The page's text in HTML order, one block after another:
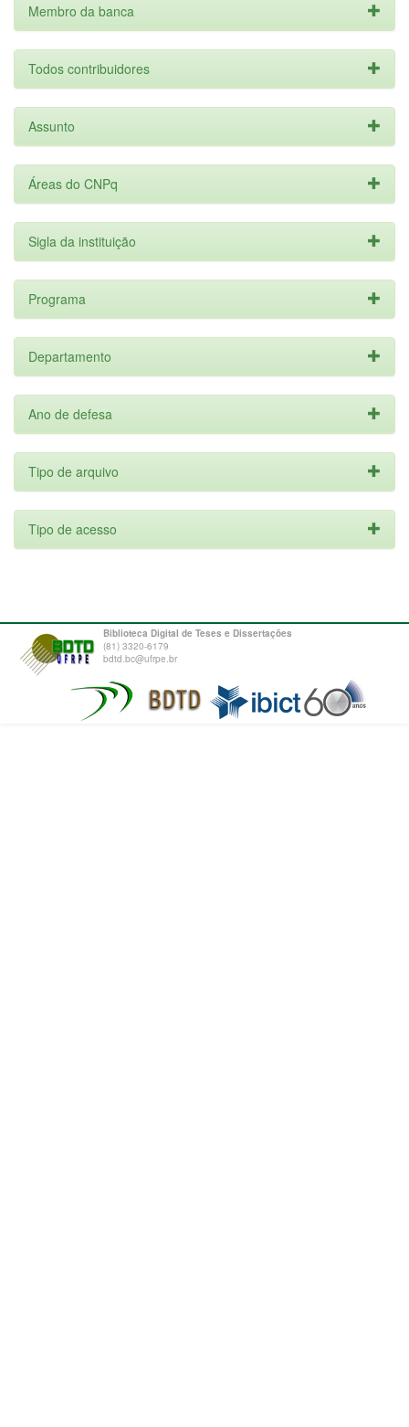
Membro da banca
Todos contribuidores
Assunto
Áreas do CNPq
Sigla da instituição
Programa
Departamento
Ano de defesa
Tipo de arquivo
Tipo de acesso
Biblioteca Digital de Teses e Dissertações
(81) 3320-6179
bdtd.bc@ufrpe.br